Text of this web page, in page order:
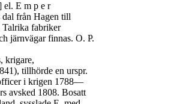
el. E m p e r
dal från Hagen till
Talrika fabriker
järnvägar finnas. O. P.
krigare,
tillhörde en urspr.
i krigen 1788—
avsked 1808. Bosatt